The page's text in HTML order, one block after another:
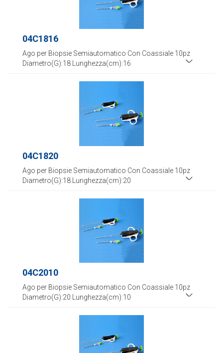
04C1816
Ago per Biopsie Semiautomatico Con Coassiale 10pz
Diametro(G):18 Lunghezza(cm):16
04C1820
Ago per Biopsie Semiautomatico Con Coassiale 10pz
Diametro(G):18 Lunghezza(cm):20
04C2010
Ago per Biopsie Semiautomatico Con Coassiale 10pz
Diametro(G):20 Lunghezza(cm):10